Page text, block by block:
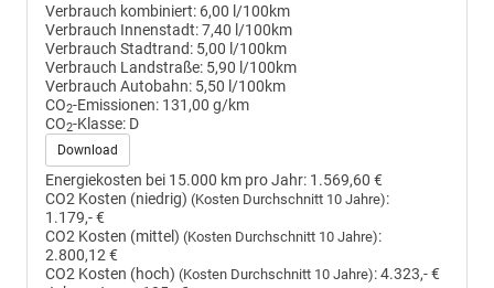
Verbrauch kombiniert: 6,00 l/100km
Verbrauch Innenstadt:7,40 l/100km
Verbrauch Stadtrand: 5,00 l/100km
Verbrauch Landstraße: 5,90 l/100km
Verbrauch Autobahn: 5,50 l/100km
CO2-Emissionen: 131,00 g/km
CO2-Klasse: D
Download
Energiekosten bei 15.000 km pro Jahr: 1.569,60 €
CO2 Kosten (niedrig) (Kosten Durchschnitt 10 Jahre):
1.179,- €
CO2 Kosten (mittel) (Kosten Durchschnitt 10 Jahre):
2.800,12 €
CO2 Kosten (hoch) (Kosten Durchschnitt 10 Jahre):4.323,- €